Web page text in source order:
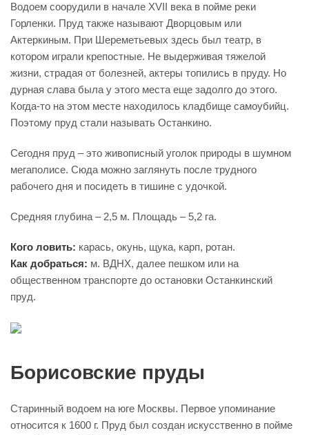
Водоем соорудили в начале XVII века в пойме реки
Горленки. Пруд также называют Дворцовым или
Актеркиным. При Шереметьевых здесь был театр, в
котором играли крепостные. Не выдерживая тяжелой
жизни, страдая от болезней, актеры топились в пруду. Но
дурная слава была у этого места еще задолго до этого.
Когда-то на этом месте находилось кладбище самоубийц.
Поэтому пруд стали называть Останкино.
Сегодня пруд – это живописный уголок природы в шумном
мегаполисе. Сюда можно заглянуть после трудного
рабочего дня и посидеть в тишине с удочкой.
Средняя глубина – 2,5 м. Площадь – 5,2 га.
Кого ловить: карась, окунь, щука, карп, ротан.
Как добраться: м. ВДНХ, далее пешком или на
общественном транспорте до остановки Останкинский
пруд.
Борисовские пруды
Старинный водоем на юге Москвы. Первое упоминание
относится к 1600 г. Пруд был создан искусственно в пойме